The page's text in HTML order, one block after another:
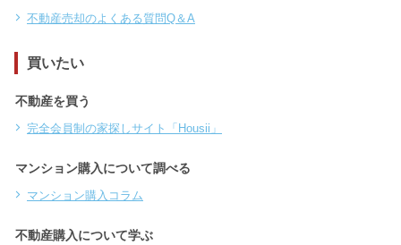
不動産売却のよくある質問Q＆A
買いたい
不動産を買う
完全会員制の家探しサイト「Housii」
マンション購入について調べる
マンション購入コラム
不動産購入について学ぶ